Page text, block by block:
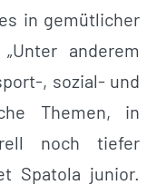
in gemütlicher
anderem
, sozial- und
Themen, in
noch tiefer
Spatola junior.